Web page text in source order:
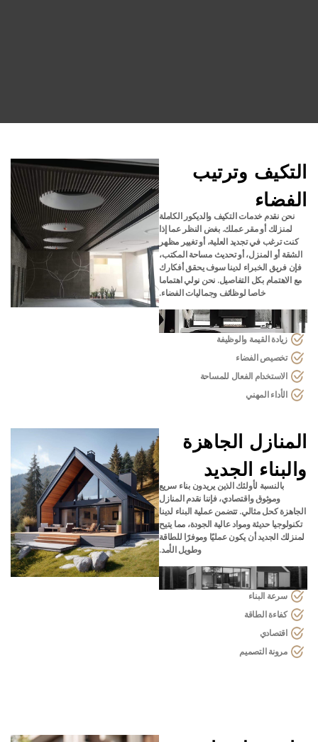
التكيف وترتيب
الفضاء
نحن نقدم خدمات التكيف والديكور الكاملة
لمنزلك أو مقر عملك. بغض النظر عما إذا
كنت ترغب في تجديد العلية، أو تغيير مظهر
الشقة أو المنزل، أو تحديث مساحة المكتب،
فإن فريق الخبراء لدينا سوف يحقق أفكارك
مع الاهتمام بكل التفاصيل. نحن نولي اهتماما
خاصا لوظائف وجماليات الفضاء.
زيادة القيمة والوظيفة
تخصيص الفضاء
الاستخدام الفعال للمساحة
الأداء المهني
المنازل الجاهزة
والبناء الجديد
بالنسبة لأولئك الذين يريدون بناء سريع
وموثوق واقتصادي، فإننا نقدم المنازل
الجاهزة كحل مثالي. تتضمن عملية البناء لدينا
تكنولوجيا حديثة ومواد عالية الجودة، مما يتيح
لمنزلك الجديد أن يكون عمليًا وموفرًا للطاقة
وطويل الأمد.
سرعة البناء
كفاءة الطاقة
اقتصادي
مرونة التصميم